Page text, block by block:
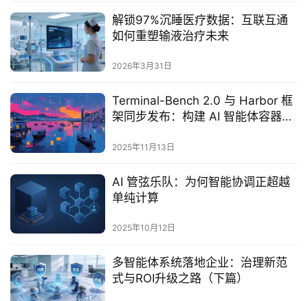
解锁97%沉睡医疗数据：互联互通
如何重塑输液治疗未来
2026年3月31日
Terminal-Bench 2.0 与 Harbor 框
架同步发布：构建 AI 智能体容器化
2025年11月13日
AI 管弦乐队：为何智能协调正超越
单纯计算
2025年10月12日
多智能体系统落地企业：治理新范
式与ROI升级之路（下篇）